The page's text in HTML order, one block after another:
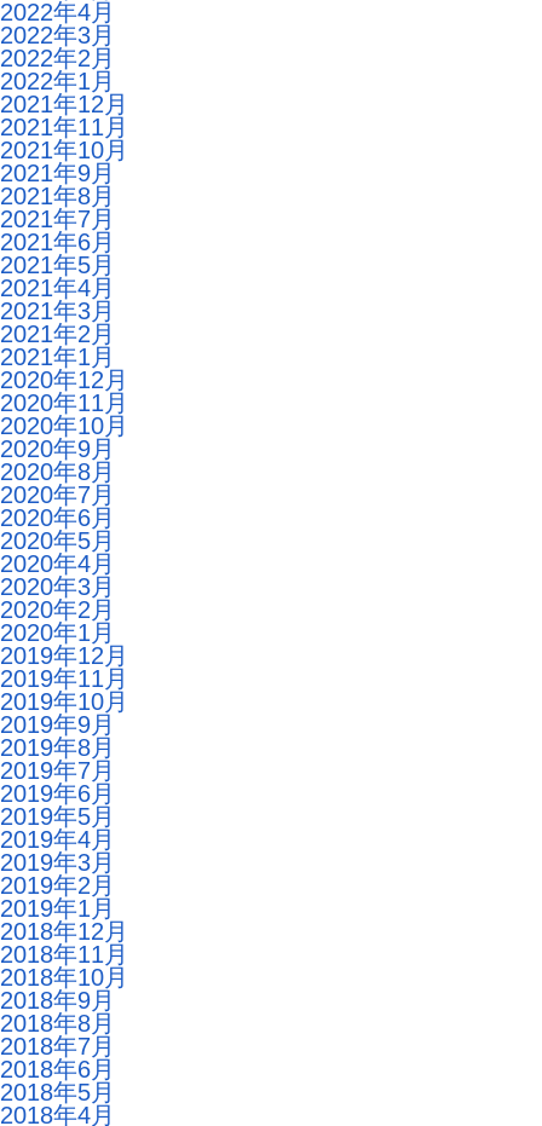
2022年4月
2022年3月
2022年2月
2022年1月
2021年12月
2021年11月
2021年10月
2021年9月
2021年8月
2021年7月
2021年6月
2021年5月
2021年4月
2021年3月
2021年2月
2021年1月
2020年12月
2020年11月
2020年10月
2020年9月
2020年8月
2020年7月
2020年6月
2020年5月
2020年4月
2020年3月
2020年2月
2020年1月
2019年12月
2019年11月
2019年10月
2019年9月
2019年8月
2019年7月
2019年6月
2019年5月
2019年4月
2019年3月
2019年2月
2019年1月
2018年12月
2018年11月
2018年10月
2018年9月
2018年8月
2018年7月
2018年6月
2018年5月
2018年4月